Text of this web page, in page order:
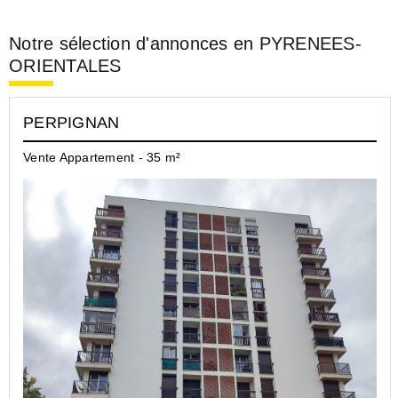
Notre sélection d'annonces en PYRENEES-
ORIENTALES
PERPIGNAN
Vente Appartement - 35 m²